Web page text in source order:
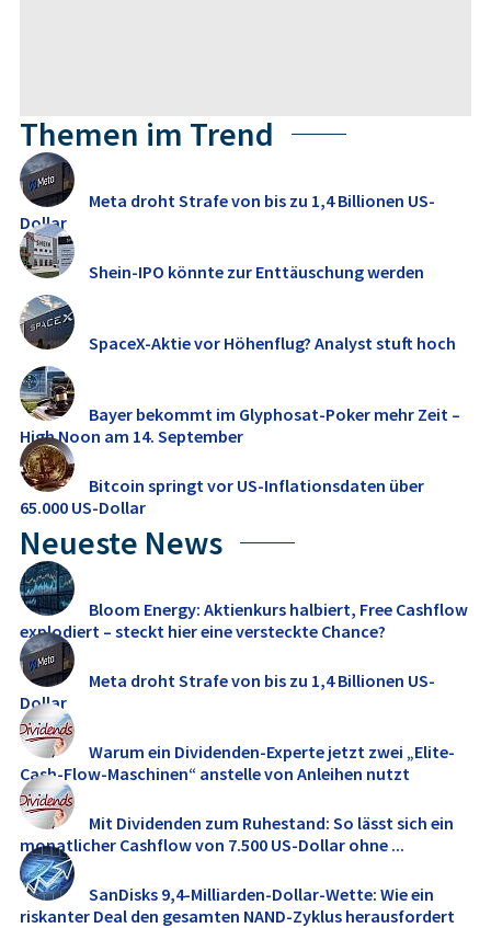
Themen im Trend
Meta droht Strafe von bis zu 1,4 Billionen US-
Dollar
Shein-IPO könnte zur Enttäuschung werden
SpaceX-Aktie vor Höhenflug? Analyst stuft hoch
Bayer bekommt im Glyphosat-Poker mehr Zeit –
High Noon am 14. September
Bitcoin springt vor US-Inflationsdaten über
65.000 US-Dollar
Neueste News
Bloom Energy: Aktienkurs halbiert, Free Cashflow
explodiert – steckt hier eine versteckte Chance?
Meta droht Strafe von bis zu 1,4 Billionen US-
Dollar
Warum ein Dividenden-Experte jetzt zwei „Elite-
Cash-Flow-Maschinen“ anstelle von Anleihen nutzt
Mit Dividenden zum Ruhestand: So lässt sich ein
monatlicher Cashflow von 7.500 US‑Dollar ohne ...
SanDisks 9,4‑Milliarden-Dollar-Wette: Wie ein
riskanter Deal den gesamten NAND‑Zyklus herausfordert